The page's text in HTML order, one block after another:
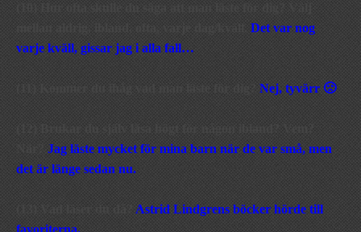
(10) Hur ofta skulle du säga att man läste för dig? Välj
Det var nog
varje kväll, gissar jag i alla fall…
(11) Kommer du ihåg vad man läste för dig? Nej, tyvärr 🙁
(12) Brukar du själv läsa högt för någon ibland? Vem?
Jag läste mycket för mina barn när de var små, men
det är länge sedan nu.
(13) Vad läser du då? Astrid Lindgrens böcker hörde till
favoriterna.